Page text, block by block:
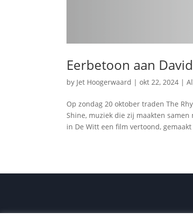
Eerbetoon aan
by Jet Hoogerwaard |okt 22, 2024 |
Op zondag 20 oktober traden The
Shine, muziek die zij maakten
in De Witt een film vertoond,